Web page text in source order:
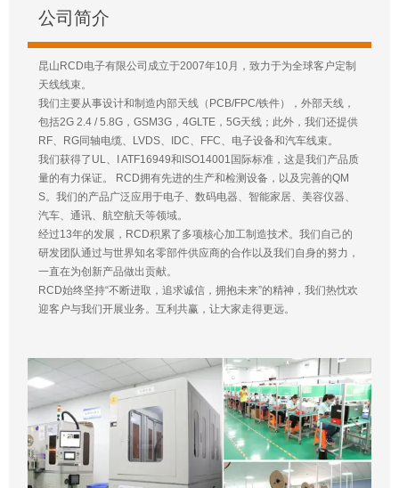
公司简介
昆山RCD电子有限公司成立于2007年10月，致力于为全球客户定制
天线线束。
我们主要从事设计和制造内部天线（PCB/FPC/铁件），外部天线，
包括2G 2.4 / 5.8G，GSM3G，4GLTE，5G天线；此外，我们还提供
RF、RG同轴电缆、LVDS、IDC、FFC、电子设备和汽车线束。
我们获得了UL、I ATF16949和ISO14001国际标准，这是我们产品质
量的有力保证。 RCD拥有先进的生产和检测设备，以及完善的QM
S。我们的产品广泛应用于电子、数码电器、智能家居、美容仪器、
汽车、通讯、航空航天等领域。
经过13年的发展，RCD积累了多项核心加工制造技术。我们自己的
研发团队通过与世界知名零部件供应商的合作以及我们自身的努力，
一直在为创新产品做出贡献。
RCD始终坚持“不断进取，追求诚信，拥抱未来”的精神，我们热忱欢
迎客户与我们开展业务。互利共赢，让大家走得更远。